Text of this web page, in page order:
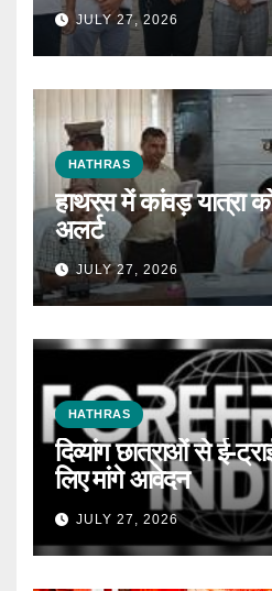
JULY 27, 2026
HATHRAS
हाथरस में कांवड़ यात्रा
अलर्ट
JULY 27, 2026
HATHRAS
दिव्यांग छात्राओं से ई-
लिए मांगे आवेदन
JULY 27, 2026